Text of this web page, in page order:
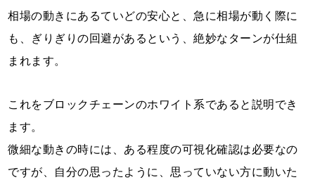
相場の動きにあるていどの安心と、急に相場が動く際に
も、ぎりぎりの回避があるという、絶妙なターンが仕組
まれます。
これをブロックチェーンのホワイト系であると説明でき
ます。
微細な動きの時には、ある程度の可視化確認は必要なの
ですが、自分の思ったように、思っていない方に動いた